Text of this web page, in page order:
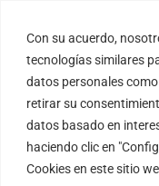
Con su acuerdo,
tecnologías similares
datos personales
retirar su
datos basado en
haciendo clic en
Cookies en este sitio
contenido